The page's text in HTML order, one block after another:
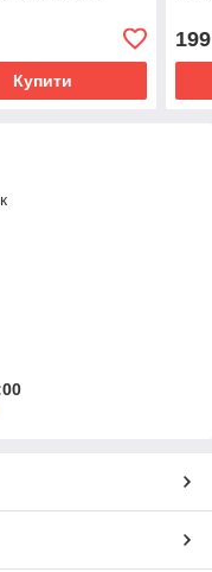
Купити
199